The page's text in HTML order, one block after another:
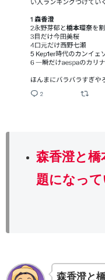
森香澄と
題になっ
森香澄と